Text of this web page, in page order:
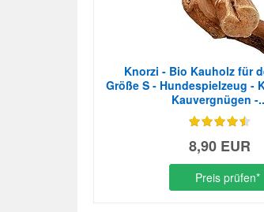
Knorzi - Bio Kauholz für
Größe S - Hundespielzeug -
Kauvergnügen -
8,90 EUR
Preis prüfen*